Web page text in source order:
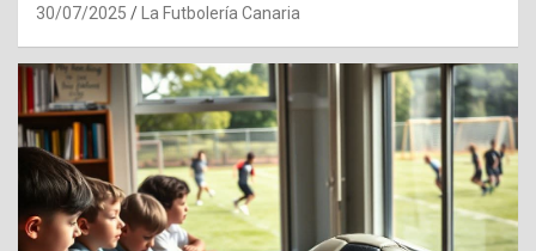
30/07/2025 La Futbolería Canaria